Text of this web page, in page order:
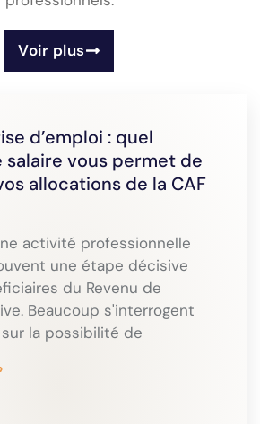
Voir plus
d’emploi : quel
vous permet de
allocations de la CAF
activité professionnelle
une étape décisive
du Revenu de
Beaucoup s'interrogent
la possibilité de